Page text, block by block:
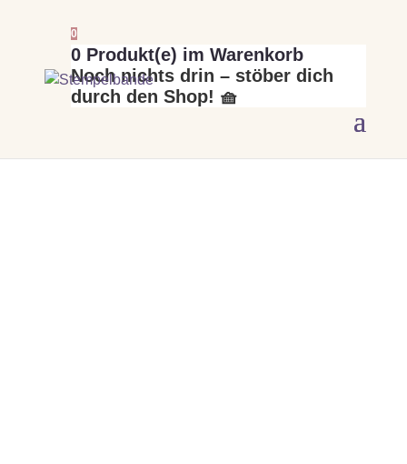
0
0 Produkt(e) im Warenkorb
Noch nichts drin – stöber dich
durch den Shop! 🧺